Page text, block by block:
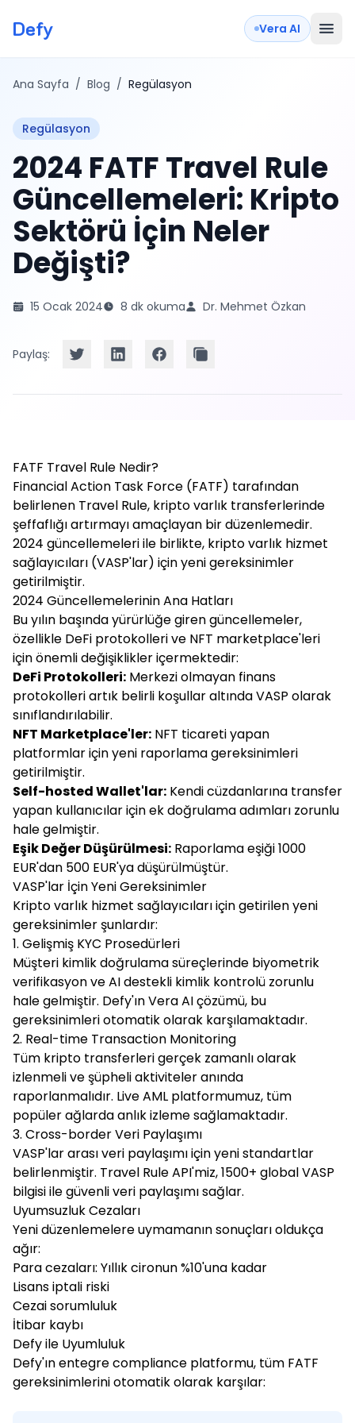
Defy Vera AI
Ana Sayfa / Blog / Regülasyon
Regülasyon
2024 FATF Travel Rule
Güncellemeleri: Kripto
Sektörü İçin Neler
Değişti?
15 Ocak 2024 8 dk okuma Dr. Mehmet Özkan
Paylaş:
FATF Travel Rule Nedir?
Financial Action Task Force (FATF) tarafından
belirlenen Travel Rule, kripto varlık transferlerinde
şeffaflığı artırmayı amaçlayan bir düzenlemedir.
2024 güncellemeleri ile birlikte, kripto varlık hizmet
sağlayıcıları (VASP'lar) için yeni gereksinimler
getirilmiştir.
2024 Güncellemelerinin Ana Hatları
Bu yılın başında yürürlüğe giren güncellemeler,
özellikle DeFi protokolleri ve NFT marketplace'leri
için önemli değişiklikler içermektedir:
DeFi Protokolleri: Merkezi olmayan finans
protokolleri artık belirli koşullar altında VASP olarak
sınıflandırılabilir.
NFT Marketplace'ler: NFT ticareti yapan
platformlar için yeni raporlama gereksinimleri
getirilmiştir.
Self-hosted Wallet'lar: Kendi cüzdanlarına transfer
yapan kullanıcılar için ek doğrulama adımları zorunlu
hale gelmiştir.
Eşik Değer Düşürülmesi: Raporlama eşiği 1000
EUR'dan 500 EUR'ya düşürülmüştür.
VASP'lar İçin Yeni Gereksinimler
Kripto varlık hizmet sağlayıcıları için getirilen yeni
gereksinimler şunlardır:
1. Gelişmiş KYC Prosedürleri
Müşteri kimlik doğrulama süreçlerinde biyometrik
verifikasyon ve AI destekli kimlik kontrolü zorunlu
hale gelmiştir. Defy'ın Vera AI çözümü, bu
gereksinimleri otomatik olarak karşılamaktadır.
2. Real-time Transaction Monitoring
Tüm kripto transferleri gerçek zamanlı olarak
izlenmeli ve şüpheli aktiviteler anında
raporlanmalıdır. Live AML platformumuz, tüm
popüler ağlarda anlık izleme sağlamaktadır.
3. Cross-border Veri Paylaşımı
VASP'lar arası veri paylaşımı için yeni standartlar
belirlenmiştir. Travel Rule API'miz, 1500+ global VASP
bilgisi ile güvenli veri paylaşımı sağlar.
Uyumsuzluk Cezaları
Yeni düzenlemelere uymamanın sonuçları oldukça
ağır:
Para cezaları: Yıllık cironun %10'una kadar
Lisans iptali riski
Cezai sorumluluk
İtibar kaybı
Defy ile Uyumluluk
Defy'ın entegre compliance platformu, tüm FATF
gereksinimlerini otomatik olarak karşılar: